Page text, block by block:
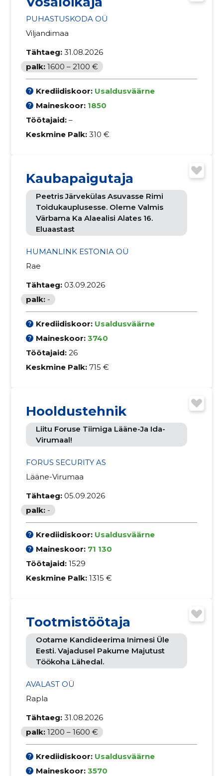
PUHASTUSKODA OÜ
Viljandimaa
Tähtaeg: 31.08.2026
palk: 1600 – 2100 €
Krediidiskoor: Usaldusväärne
Maineskoor: 1850
Töötajaid: –
Keskmine Palk: 310 €
Kaubapaigutaja
Peetris Järvekülas Asuvasse Rimi
Toidukauplusesse. Oleme Valmis
Värbama Ka Alaealisi Alates 16.
Eluaastast
HUMANLINK ESTONIA OÜ
Rae
Tähtaeg: 03.09.2026
palk: -
Krediidiskoor: Usaldusväärne
Maineskoor: 3740
Töötajaid: 26
Keskmine Palk: 715 €
Hooldustehnik
Liitu Foruse Tiimiga Lääne-Ja Ida-
Virumaal!
FORUS SECURITY AS
Lääne-Virumaa
Tähtaeg: 05.09.2026
palk: -
Krediidiskoor: Usaldusväärne
Maineskoor: 71 130
Töötajaid: 1529
Keskmine Palk: 1315 €
Tootmistöötaja
Ootame Kandideerima Inimesi Üle
Eesti. Vajadusel Pakume Majutust
Töökoha Lähedal.
AVALAST OÜ
Rapla
Tähtaeg: 31.08.2026
palk: 1200 – 1600 €
Krediidiskoor: Usaldusväärne
Maineskoor: 3570